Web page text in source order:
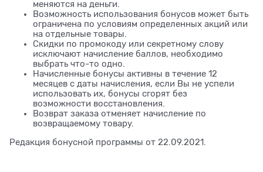
меняются на деньги.
Возможность использования бонусов может быть
ограничена по условиям определенных акций или
на отдельные товары.
Скидки по промокоду или секретному слову
исключают начисление баллов, необходимо
выбрать что-то одно.
Начисленные бонусы активны в течение 12
месяцев с даты начисления, если Вы не успели
использовать их, бонусы сгорят без
возможности восстановления.
Возврат заказа отменяет начисление по
возвращаемому товару.
Редакция бонусной программы от 22.09.2021.